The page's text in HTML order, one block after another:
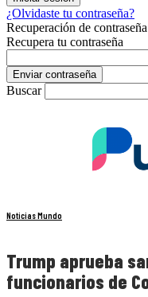
¿Olvidaste tu contraseña?
Recuperación de contraseña
Recupera tu contraseña
Buscar
Noticias Mundo
Trump aprueba
funcionarios de